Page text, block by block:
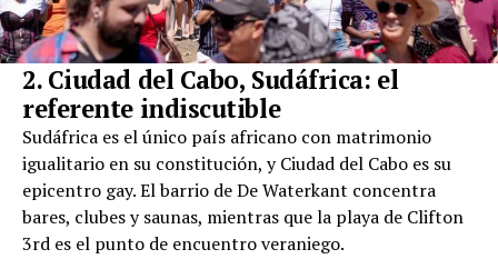
2. Ciudad del Cabo, Sudáfrica: el
referente indiscutible
Sudáfrica es el único país africano con matrimonio
igualitario en su constitución, y Ciudad del Cabo es su
epicentro gay. El barrio de De Waterkant concentra
bares, clubes y saunas, mientras que la playa de Clifton
3rd es el punto de encuentro veraniego.